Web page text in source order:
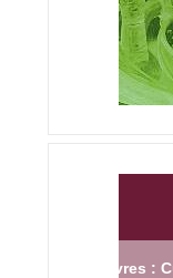
Livres :